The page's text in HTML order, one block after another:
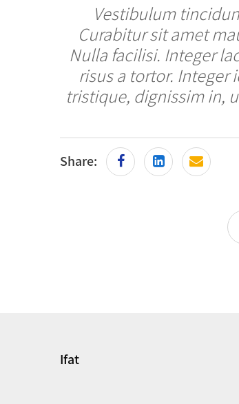
Vestibulum
Curabitur sit amet
Nulla facilisi. Integer
risus a tortor. Integer
tristique, dignissim in,
Share:
Ifat